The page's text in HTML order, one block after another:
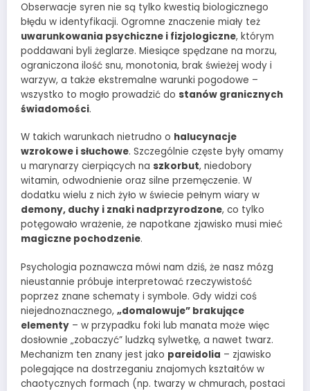
Obserwacje syren nie są tylko kwestią biologicznego
błędu w identyfikacji. Ogromne znaczenie miały też
uwarunkowania psychiczne i fizjologiczne, którym
poddawani byli żeglarze. Miesiące spędzane na morzu,
ograniczona ilość snu, monotonia, brak świeżej wody i
warzyw, a także ekstremalne warunki pogodowe –
wszystko to mogło prowadzić do stanów granicznych
świadomości.
W takich warunkach nietrudno o halucynacje
wzrokowe i słuchowe. Szczególnie częste były omamy
u marynarzy cierpiących na szkorbut, niedobory
witamin, odwodnienie oraz silne przemęczenie. W
dodatku wielu z nich żyło w świecie pełnym wiary w
demony, duchy i znaki nadprzyrodzone, co tylko
potęgowało wrażenie, że napotkane zjawisko musi mieć
magiczne pochodzenie.
Psychologia poznawcza mówi nam dziś, że nasz mózg
nieustannie próbuje interpretować rzeczywistość
poprzez znane schematy i symbole. Gdy widzi coś
niejednoznacznego, „domalowuje” brakujące
elementy – w przypadku foki lub manata może więc
dosłownie „zobaczyć” ludzką sylwetkę, a nawet twarz.
Mechanizm ten znany jest jako pareidolia – zjawisko
polegające na dostrzeganiu znajomych kształtów w
chaotycznych formach (np. twarzy w chmurach, postaci